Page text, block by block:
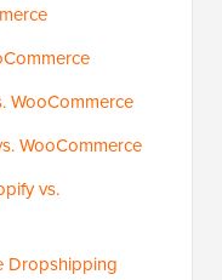
WooCommerce
WooCommerce
vs.
Dropshipping